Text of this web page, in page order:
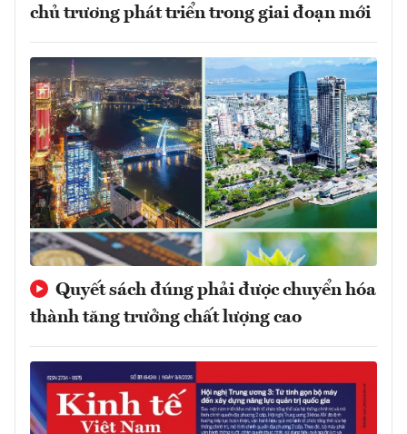
chủ trương phát triển trong giai đoạn mới
Quyết sách đúng phải được chuyển hóa
thành tăng trưởng chất lượng cao